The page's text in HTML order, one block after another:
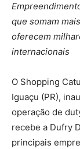
que somam
oferecem
internacionais
O Shopping
Iguaçu (PR),
operação de
recebe a Dufry
principais